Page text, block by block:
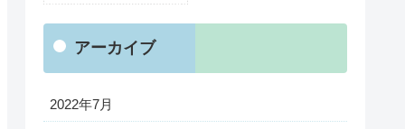
アーカイブ
2022年7月